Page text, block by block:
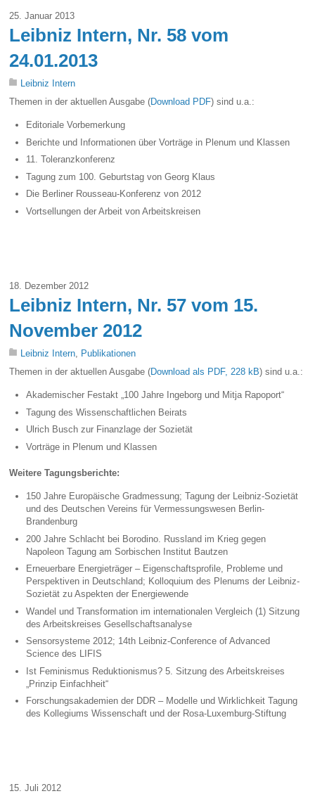
25. Januar 2013
Leibniz Intern, Nr. 58 vom
24.01.2013
Leibniz Intern
Themen in der aktuellen Ausgabe (Download PDF) sind u.a.:
Editoriale Vorbemerkung
Berichte und Informationen über Vorträge in Plenum und Klassen
11. Toleranzkonferenz
Tagung zum 100. Geburtstag von Georg Klaus
Die Berliner Rousseau-Konferenz von 2012
Vortsellungen der Arbeit von Arbeitskreisen
18. Dezember 2012
Leibniz Intern, Nr. 57 vom 15.
November 2012
Leibniz Intern Publikationen
Themen in der aktuellen Ausgabe (Download als PDF, 228 kB) sind u.a.:
Akademischer Festakt „100 Jahre Ingeborg und Mitja Rapoport“
Tagung des Wissenschaftlichen Beirats
Ulrich Busch zur Finanzlage der Sozietät
Vorträge in Plenum und Klassen
Weitere Tagungsberichte:
150 Jahre Europäische Gradmessung; Tagung der Leibniz-Sozietät
und des Deutschen Vereins für Vermessungswesen Berlin-
Brandenburg
200 Jahre Schlacht bei Borodino. Russland im Krieg gegen
Napoleon Tagung am Sorbischen Institut Bautzen
Erneuerbare Energieträger – Eigenschaftsprofile, Probleme und
Perspektiven in Deutschland; Kolloquium des Plenums der Leibniz-
Sozietät zu Aspekten der Energiewende
Wandel und Transformation im internationalen Vergleich (1) Sitzung
des Arbeitskreises Gesellschaftsanalyse
Sensorsysteme 2012; 14th Leibniz-Conference of Advanced
Science des LIFIS
Ist Feminismus Reduktionismus? 5. Sitzung des Arbeitskreises
„Prinzip Einfachheit“
Forschungsakademien der DDR – Modelle und Wirklichkeit Tagung
des Kollegiums Wissenschaft und der Rosa-Luxemburg-Stiftung
15. Juli 2012